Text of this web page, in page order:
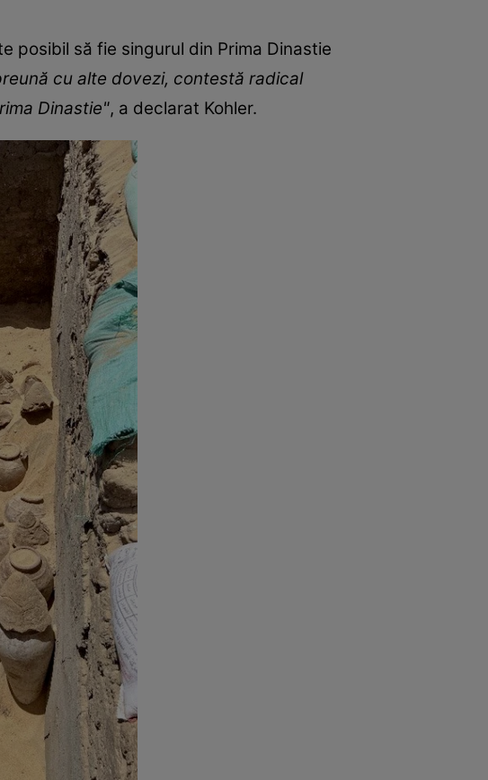
posibil să fie singurul din Prima Dinastie
cu alte dovezi, contestă radical
Dinastie", a declarat Kohler.